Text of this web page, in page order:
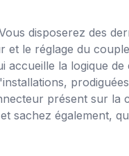
disposerez des
et le réglage du
accueille la logique de
présent sur la
sachez également,